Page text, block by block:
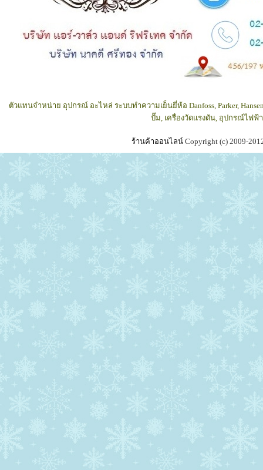
ตัวแทนจำหน่าย อุปกรณ์ อะไหล่ ระบบทำความเย็นยี่ห้อ Danfoss, Parker,
ปั๊ม, เครื่องวัดแรงดัน, อุปกรณ์ไฟฟ้
ร้านค้าออนไลน์Copyright (c) 2009-